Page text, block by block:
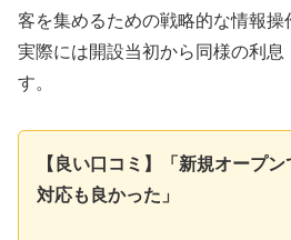
客を集めるための戦略的な情報操
実際には開設当初から同様の利息
す。
【良い口コミ】「新規オープン
対応も良かった」